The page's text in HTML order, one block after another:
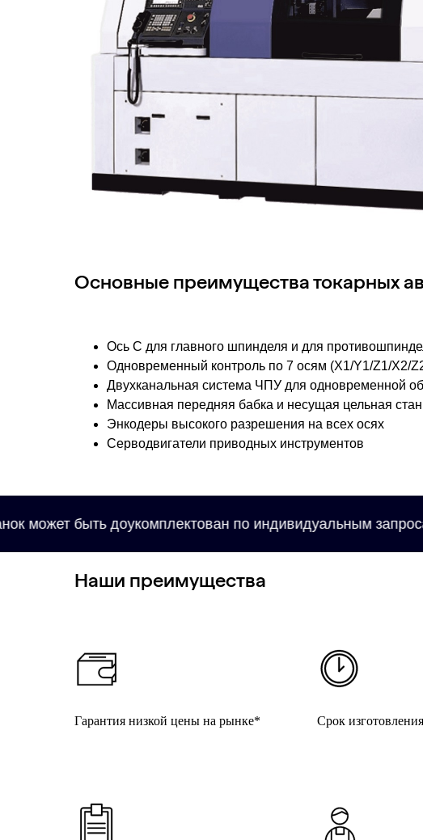
Основные преимущества токарных
Ось С для главного шпинделя и для
Одновременный контроль по 7 осям (X1/Y1/Z1/X2/
Двухканальная система ЧПУ для одновременной
Массивная передняя бабка и несущая цельная
Энкодеры высокого разрешения на всех осях
Серводвигатели приводных инструментов
быть доукомплектован по индивидуальным запросам
Наши преимущества
Гарантия низкой цены на рынке* Срок